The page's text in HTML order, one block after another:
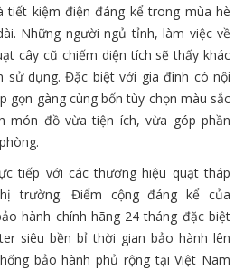
tiết kiệm điện đáng kể trong mùa hè
Những người ngủ tỉnh, làm việc về
cây cũ chiếm diện tích sẽ thấy khác
sử dụng. Đặc biệt với gia đình có nội
gọn gàng cùng bốn tùy chọn màu sắc
món đồ vừa tiện ích, vừa góp phần
tiếp với các thương hiệu quạt tháp
trường. Điểm cộng đáng kể của
hành chính hãng 24 tháng đặc biệt
siêu bền bỉ thời gian bảo hành lên
bảo hành phủ rộng tại Việt Nam